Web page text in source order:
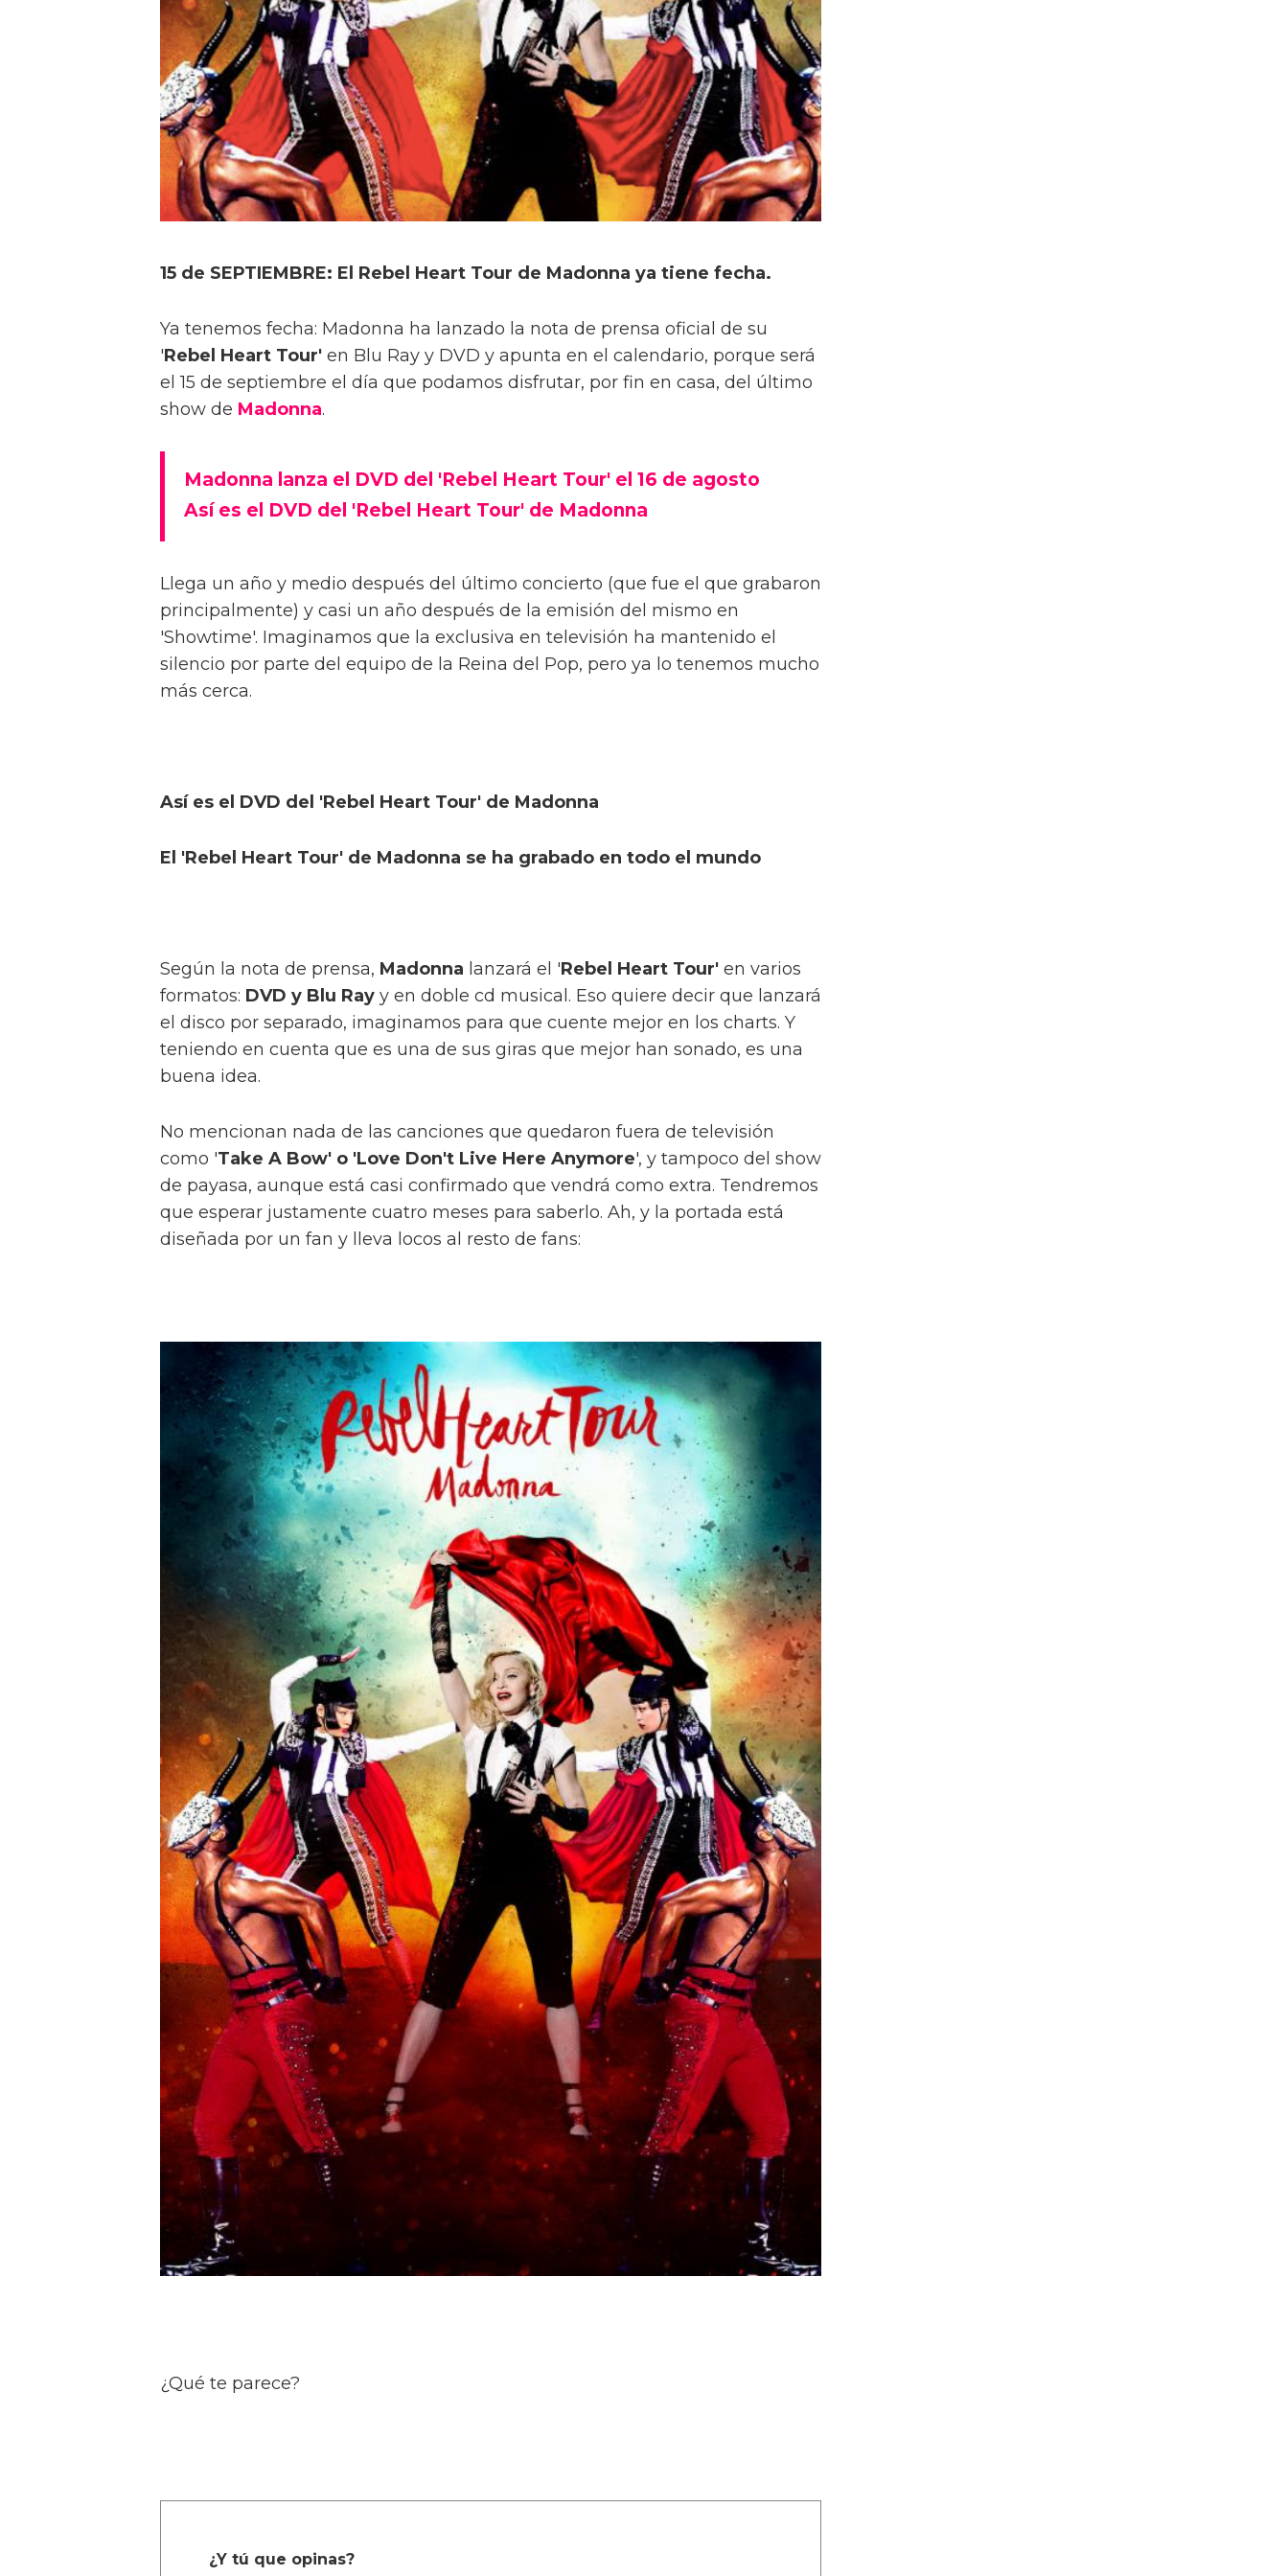
15 de SEPTIEMBRE: El Rebel Heart Tour de Madonna ya tiene fecha.
Ya tenemos fecha: Madonna ha lanzado la nota de prensa oficial de su
'Rebel Heart Tour' en Blu Ray y DVD y apunta en el calendario, porque será
el 15 de septiembre el día que podamos disfrutar, por fin en casa, del último
show de Madonna.
Madonna lanza el DVD del 'Rebel Heart Tour' el 16 de agosto
Así es el DVD del 'Rebel Heart Tour' de Madonna
Llega un año y medio después del último concierto (que fue el que grabaron
principalmente) y casi un año después de la emisión del mismo en
'Showtime'. Imaginamos que la exclusiva en televisión ha mantenido el
silencio por parte del equipo de la Reina del Pop, pero ya lo tenemos mucho
más cerca.
Así es el DVD del 'Rebel Heart Tour' de Madonna
El 'Rebel Heart Tour' de Madonna se ha grabado en todo el mundo
Según la nota de prensa, Madonna lanzará el 'Rebel Heart Tour' en varios
formatos: DVD y Blu Ray y en doble cd musical. Eso quiere decir que lanzará
el disco por separado, imaginamos para que cuente mejor en los charts. Y
teniendo en cuenta que es una de sus giras que mejor han sonado, es una
buena idea.
No mencionan nada de las canciones que quedaron fuera de televisión
como 'Take A Bow' o 'Love Don't Live Here Anymore', y tampoco del show
de payasa, aunque está casi confirmado que vendrá como extra. Tendremos
que esperar justamente cuatro meses para saberlo. Ah, y la portada está
diseñada por un fan y lleva locos al resto de fans:
¿Qué te parece?
¿Y tú que opinas?